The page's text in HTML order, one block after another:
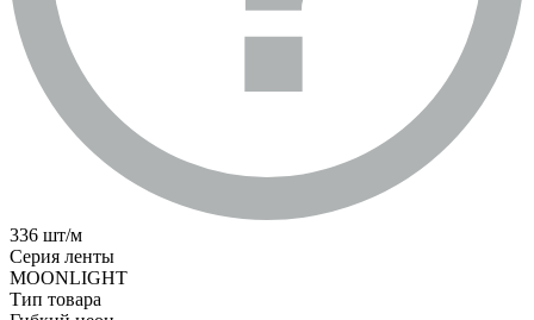
336 шт/м
Серия ленты
MOONLIGHT
Тип товара